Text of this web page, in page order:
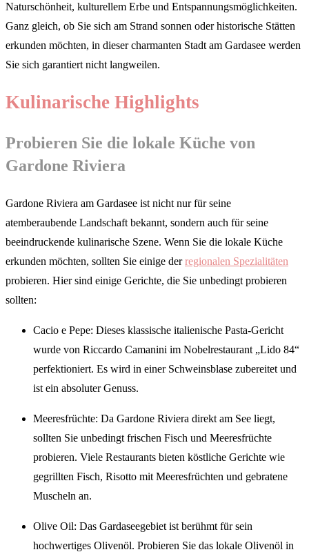
Naturschönheit, kulturellem Erbe und Entspannungsmöglichkeiten.
Ganz gleich, ob Sie sich am Strand sonnen oder historische Stätten
erkunden möchten, in dieser charmanten Stadt am Gardasee werden
Sie sich garantiert nicht langweilen.
Kulinarische Highlights
Probieren Sie die lokale Küche von
Gardone Riviera
Gardone Riviera am Gardasee ist nicht nur für seine
atemberaubende Landschaft bekannt, sondern auch für seine
beeindruckende kulinarische Szene. Wenn Sie die lokale Küche
erkunden möchten, sollten Sie einige derregionalen Spezialitäten
probieren. Hier sind einige Gerichte, die Sie unbedingt probieren
sollten:
Cacio e Pepe: Dieses klassische italienische Pasta-Gericht
wurde von Riccardo Camanini im Nobelrestaurant „Lido 84“
perfektioniert. Es wird in einer Schweinsblase zubereitet und
ist ein absoluter Genuss.
Meeresfrüchte: Da Gardone Riviera direkt am See liegt,
sollten Sie unbedingt frischen Fisch und Meeresfrüchte
probieren. Viele Restaurants bieten köstliche Gerichte wie
gegrillten Fisch, Risotto mit Meeresfrüchten und gebratene
Muscheln an.
Olive Oil: Das Gardaseegebiet ist berühmt für sein
hochwertiges Olivenöl. Probieren Sie das lokale Olivenöl in